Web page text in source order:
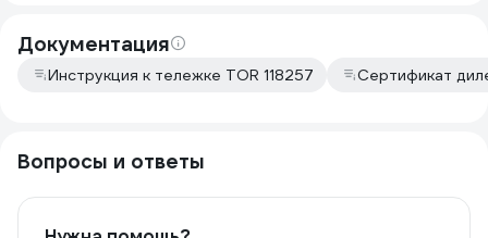
Документация
Инструкция к тележке TOR 118257 Сертификат
Вопросы и ответы